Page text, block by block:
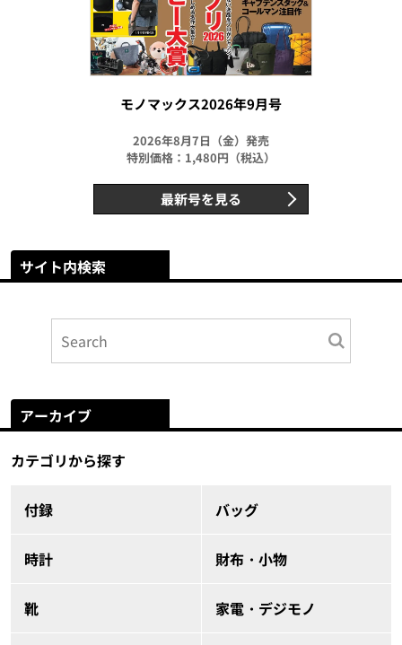
モノマックス2026年9月号
2026年8月7日（金）発売
特別価格：1,480円（税込）
最新号を見る
サイト内検索
アーカイブ
カテゴリから探す
付録 バッグ
時計 財布・小物
靴 家電・デジモノ